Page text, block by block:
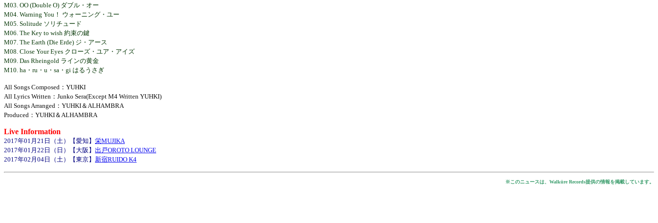
M03. OO (Double O) ダブル・オー
M04. Warning You！ ウォーニング・ユー
M05. Solitude ソリチュード
M06. The Key to wish 約束の鍵
M07. The Earth (Die Erde) ジ・アース
M08. Close Your Eyes クローズ・ユア・アイズ
M09. Das Rheingold ラインの黄金
M10. ha・ru・u・sa・gi はるうさぎ
All Songs Composed：YUHKI
All Lyrics Written：Junko Sera(Except M4 Written YUHKI)
All Songs Arranged：YUHKI＆ALHAMBRA
Produced：YUHKI＆ALHAMBRA
Live Information
2017年01月21日（土）【愛知】 栄MUJIKA
2017年01月22日（日）【大阪】 出戸OROTO LOUNGE
2017年02月04日（土）【東京】 新宿RUIDO K4
※このニュースは、Walküre Records提供の情報を掲載しています。